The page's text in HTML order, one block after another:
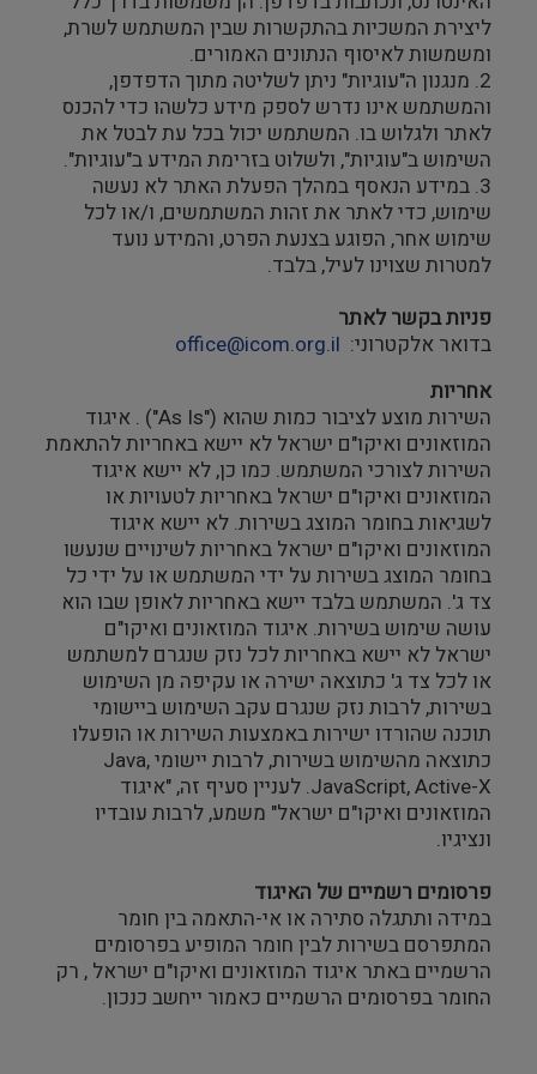
ליצירת המשכיות בהתקשרות שבין המשתמש לשרת,
ומשמשות לאיסוף הנתונים האמורים.
2. מנגנון ה"עוגיות" ניתן לשליטה מתוך הדפדפן,
והמשתמש אינו נדרש לספק מידע כלשהו כדי להכנס
לאתר ולגלוש בו. המשתמש יכול בכל עת לבטל את
השימוש ב"עוגיות", ולשלוט בזרימת המידע ב"עוגיות".
3. במידע הנאסף במהלך הפעלת האתר לא נעשה
שימוש, כדי לאתר את זהות המשתמשים, ו/או לכל
שימוש אחר, הפוגע בצנעת הפרט, והמידע נועד
למטרות שצוינו לעיל, בלבד.
פניות בקשר לאתר
בדואר אלקטרוני: office@icom.org.il
אחריות
השירות מוצע לציבור כמות שהוא ("As Is") . איגוד
המוזאונים ואיקו"ם ישראל לא יישא באחריות להתאמת
השירות לצורכי המשתמש. כמו כן, לא יישא איגוד
המוזאונים ואיקו"ם ישראל באחריות לטעויות או
לשגיאות בחומר המוצג בשירות. לא יישא איגוד
המוזאונים ואיקו"ם ישראל באחריות לשינויים שנעשו
בחומר המוצג בשירות על ידי המשתמש או על ידי כל
צד ג'. המשתמש בלבד יישא באחריות לאופן שבו הוא
עושה שימוש בשירות. איגוד המוזאונים ואיקו"ם
ישראל לא יישא באחריות לכל נזק שנגרם למשתמש
או לכל צד ג' כתוצאה ישירה או עקיפה מן השימוש
בשירות, לרבות נזק שנגרם עקב השימוש ביישומי
תוכנה שהורדו ישירות באמצעות השירות או הופעלו
כתוצאה מהשימוש בשירות, לרבות יישומי Java,
JavaScript, Active-X. לעניין סעיף זה, "איגוד
המוזאונים ואיקו"ם ישראל" משמע, לרבות עובדיו
ונציגיו.
פרסומים רשמיים של האיגוד
במידה ותתגלה סתירה או אי-התאמה בין חומר
המתפרסם בשירות לבין חומר המופיע בפרסומים
הרשמיים באתר איגוד המוזאונים ואיקו"ם ישראל , רק
החומר בפרסומים הרשמיים כאמור ייחשב כנכון.